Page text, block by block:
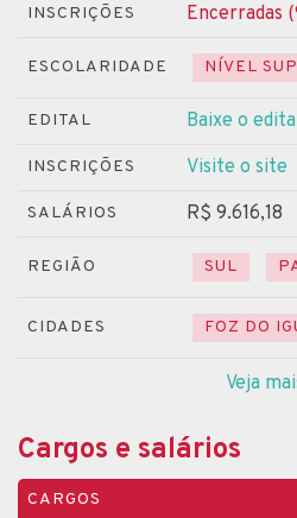
INSCRIÇÕES Encerradas
ESCOLARIDADE NÍVEL
EDITAL Baixe o
INSCRIÇÕES Visite o site
SALÁRIOS R$ 9.616,18
REGIÃO SUL
CIDADES FOZ DO
Veja
Cargos e salários
CARGOS